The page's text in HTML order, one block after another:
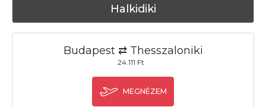
Halkidiki
Budapest ⇄ Thesszaloniki
24.111 Ft
MEGNÉZEM